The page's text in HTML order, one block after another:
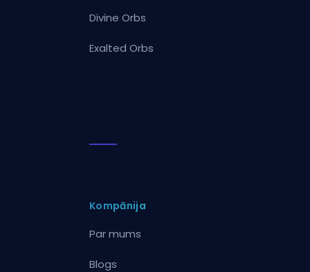
Divine Orbs
Exalted Orbs
Kompānija
Par mums
Blogs